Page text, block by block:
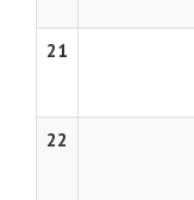
21
22